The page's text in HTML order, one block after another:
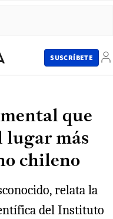
SUSCRÍBETE
que
lugar más
chileno
relata la
del Instituto